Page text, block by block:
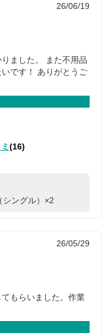
26/06/19
ました。 また不用品
です！ ありがとうご
(16)
シングル）×2
26/05/29
もらいました。作業